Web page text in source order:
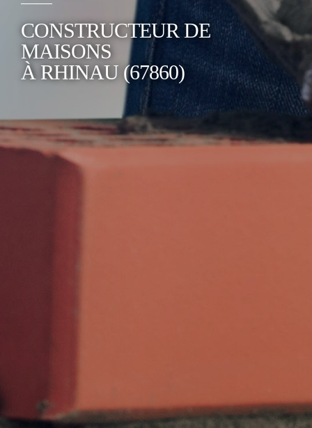
CONSTRUCTEUR DE
MAISONS
À RHINAU (67860)